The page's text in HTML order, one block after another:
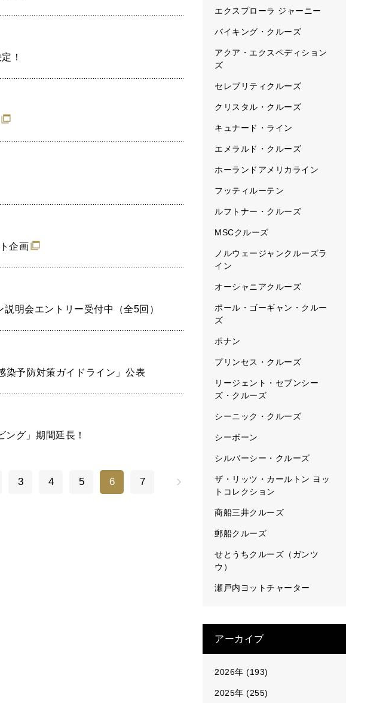
！
企画
明会エントリー受付中（全5回）
予防対策ガイドライン」公表
グ」期間延長！
3 4 5 6 7
エクスプローラ ジャーニー
バイキング・クルーズ
アクア・エクスペディション
ズ
セレブリティクルーズ
クリスタル・クルーズ
キュナード・ライン
エメラルド・クルーズ
ホーランドアメリカライン
フッティルーテン
ルフトナー・クルーズ
MSCクルーズ
ノルウェージャンクルーズラ
イン
オーシャニアクルーズ
ポール・ゴーギャン・クルー
ズ
ポナン
プリンセス・クルーズ
リージェント・セブンシー
ズ・クルーズ
シーニック・クルーズ
シーボーン
シルバーシー・クルーズ
ザ・リッツ・カールトン ヨッ
トコレクション
商船三井クルーズ
郵船クルーズ
せとうちクルーズ（ガンツ
ウ）
瀬戸内ヨットチャーター
アーカイブ
2026年 (193)
2025年 (255)